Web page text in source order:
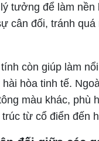
tưởng để làm nền
cân đối, tránh
còn giúp làm
hòa tinh tế.
màu khác, phù
từ cổ điển đến